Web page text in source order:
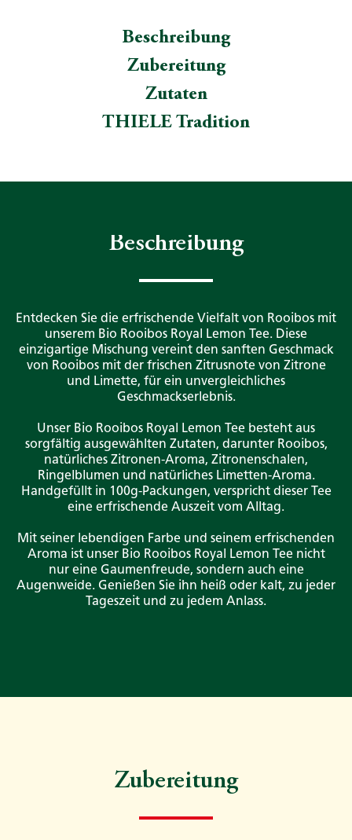
Beschreibung
Zubereitung
Zutaten
THIELE Tradition
Beschreibung
Entdecken Sie die erfrischende Vielfalt von Rooibos mit
unserem Bio Rooibos Royal Lemon Tee. Diese
einzigartige Mischung vereint den sanften Geschmack
von Rooibos mit der frischen Zitrusnote von Zitrone
und Limette, für ein unvergleichliches
Geschmackserlebnis.
Unser Bio Rooibos Royal Lemon Tee besteht aus
sorgfältig ausgewählten Zutaten, darunter Rooibos,
natürliches Zitronen-Aroma, Zitronenschalen,
Ringelblumen und natürliches Limetten-Aroma.
Handgefüllt in 100g-Packungen, verspricht dieser Tee
eine erfrischende Auszeit vom Alltag.
Mit seiner lebendigen Farbe und seinem erfrischenden
Aroma ist unser Bio Rooibos Royal Lemon Tee nicht
nur eine Gaumenfreude, sondern auch eine
Augenweide. Genießen Sie ihn heiß oder kalt, zu jeder
Tageszeit und zu jedem Anlass.
Zubereitung